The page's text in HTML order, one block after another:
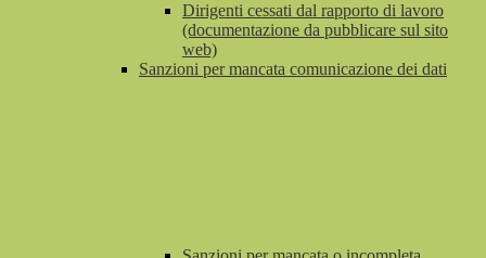
Dirigenti cessati dal rapporto di lavoro
(documentazione da pubblicare sul sito
web)
Sanzioni per mancata comunicazione dei dati